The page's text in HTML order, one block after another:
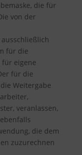
die für
von der
für die
eigene
für die
Weitergabe
veranlassen,
die dem
zuzurechnen